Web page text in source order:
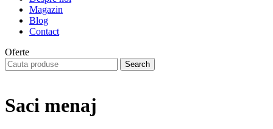
Magazin
Blog
Contact
Oferte
Search
Saci menaj